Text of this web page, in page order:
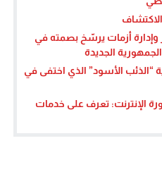
وإدارة أزمات يرسّخ بصمته في
الجديدة
الأسود” الذي اختفى في
الإنترنت: تعرف على خدمات